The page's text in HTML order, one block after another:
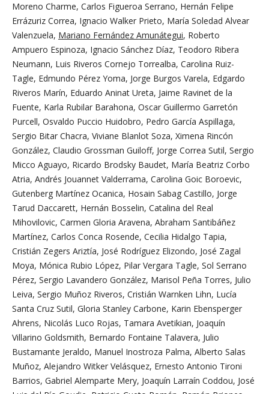
Moreno Charme, Carlos Figueroa Serrano, Hernán Felipe
Errázuriz Correa, Ignacio Walker Prieto, María Soledad Alvear
Valenzuela, Mariano Fernández Amunátegui, Roberto
Ampuero Espinoza, Ignacio Sánchez Díaz, Teodoro Ribera
Neumann, Luis Riveros Cornejo Torrealba, Carolina Ruiz-
Tagle, Edmundo Pérez Yoma, Jorge Burgos Varela, Edgardo
Riveros Marín, Eduardo Aninat Ureta, Jaime Ravinet de la
Fuente, Karla Rubilar Barahona, Oscar Guillermo Garretón
Purcell, Osvaldo Puccio Huidobro, Pedro García Aspillaga,
Sergio Bitar Chacra, Viviane Blanlot Soza, Ximena Rincón
González, Claudio Grossman Guiloff, Jorge Correa Sutil, Sergio
Micco Aguayo, Ricardo Brodsky Baudet, María Beatriz Corbo
Atria, Andrés Jouannet Valderrama, Carolina Goic Boroevic,
Gutenberg Martínez Ocanica, Hosain Sabag Castillo, Jorge
Tarud Daccarett, Hernán Bosselin, Catalina del Real
Mihovilovic, Carmen Gloria Aravena, Abraham Santibáñez
Martínez, Carlos Conca Rosende, Cecilia Hidalgo Tapia,
Cristián Zegers Ariztía, José Rodríguez Elizondo, José Zagal
Moya, Mónica Rubio López, Pilar Vergara Tagle, Sol Serrano
Pérez, Sergio Lavandero González, Marisol Peña Torres, Julio
Leiva, Sergio Muñoz Riveros, Cristián Warnken Lihn, Lucía
Santa Cruz Sutil, Gloria Stanley Carbone, Karin Ebensperger
Ahrens, Nicolás Luco Rojas, Tamara Avetikian, Joaquín
Villarino Goldsmith, Bernardo Fontaine Talavera, Julio
Bustamante Jeraldo, Manuel Inostroza Palma, Alberto Salas
Muñoz, Alejandro Witker Velásquez, Ernesto Antonio Tironi
Barrios, Gabriel Alemparte Mery, Joaquín Larraín Coddou, José